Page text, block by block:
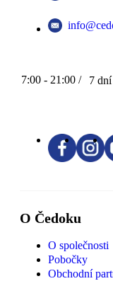
7:00 - 21:00 / 7
O Čedoku
O společnosti
Pobočky
Obchodní